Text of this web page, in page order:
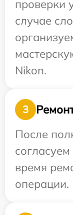
проверки
случае
Nikon.
3
После
время
операции.